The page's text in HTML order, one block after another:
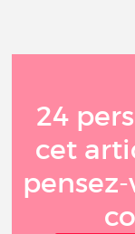
24
cet